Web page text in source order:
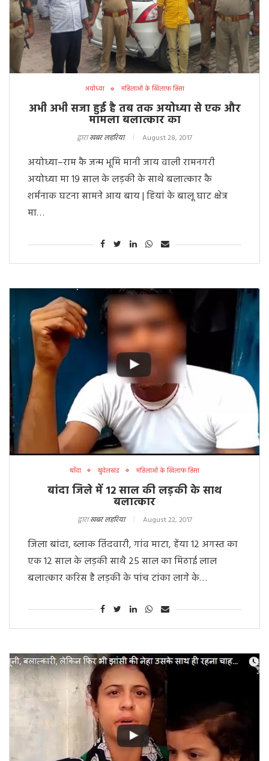
अयोध्या महिलाओं के खिलाफ हिंसा
अभी अभी सजा हुई है तब तक अयोध्या से एक और
मामला बलात्कार का
द्वाराखबर लहरिया August 28, 2017
अयोध्या–राम कै जन्म भूमि मानी जाय वाली रामनगरी
अयोध्या मा 19 साल के लड़की के साथे बलात्कार कै
शर्मनाक घटना सामने आय बाय | हियां के बालू घाट क्षेत्र
मा…
बाँदा बुंदेलखंड महिलाओं के खिलाफ हिंसा
बांदा जिले में 12 साल की लड़की के साथ
बलात्कार
द्वाराखबर लहरिया August 22, 2017
जिला बांदा, ब्लाक तिंदवारी, गांव माटा, हेंया 12 अगस्त का
एक 12 साल के लड़की साथै 25 साल का मिठाई लाल
बलात्कार करिस है लड़की के पांच टांका लागे के…